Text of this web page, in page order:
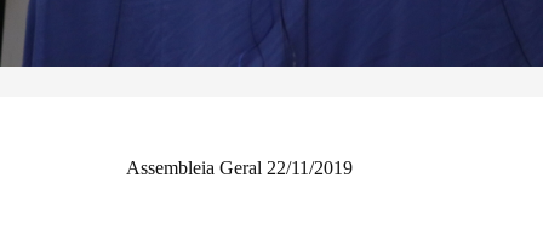
Assembleia Geral 22/11/2019